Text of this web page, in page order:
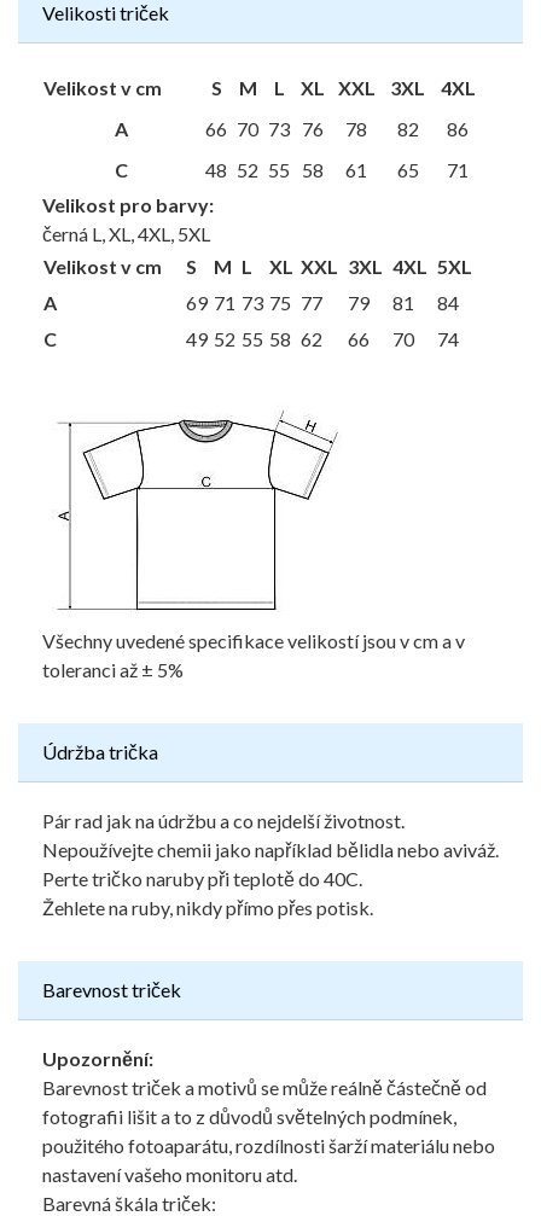
Velikosti triček
Velikost v cm S M L XL XXL 3XL
4XL
A
66 70 73 76 78 82
86
C
48 52 55 58 61 65
71
Velikost pro barvy:
černá L, XL, 4XL, 5XL
Velikost v cm
S M L XL XXL 3XL 4XL 5XL
A
69 71 73 75 77 79 81
84
C
49 52 55 58 62 66 70 74
Všechny uvedené specifikace velikostí jsou v cm a v
toleranci až ± 5%
Údržba trička
Pár rad jak na údržbu a co nejdelší životnost.
Nepoužívejte chemii jako například bělidla nebo aviváž.
Perte tričko naruby při teplotě do 40C.
Žehlete na ruby, nikdy přímo přes potisk.
Barevnost triček
Upozornění:
Barevnost triček a motivů se může reálně částečně od
fotografii lišit a to z důvodů světelných podmínek,
použitého fotoaparátu, rozdílnosti šarží materiálu nebo
nastavení vašeho monitoru atd.
Barevná škála triček: